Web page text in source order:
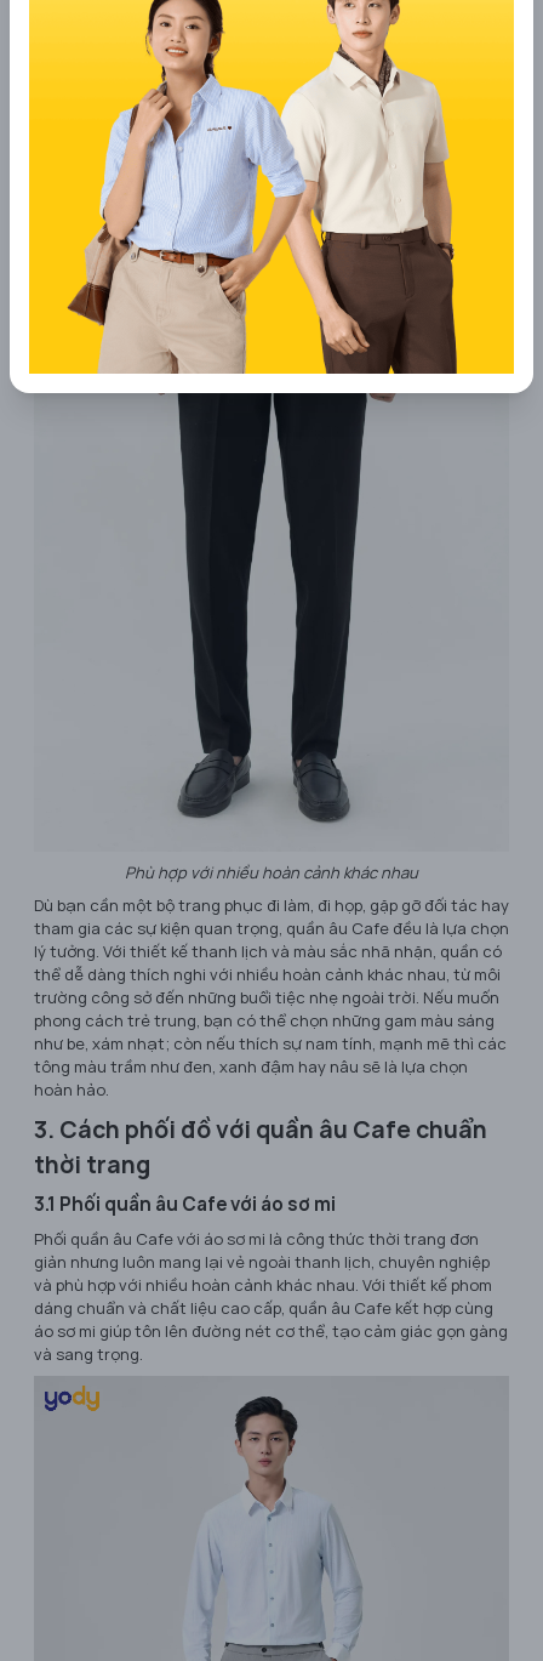
môi trường. Sợi cafe được sản xuất từ bã cà phê tái chế, giúp
giảm thiểu rác thải và tận dụng nguồn nguyên liệu tự nhiên
một cách hiệu quả. Đây là xu hướng thời trang bền vững đang
được nhiều thương hiệu lớn trên thế giới theo đuổi. Việc lựa
chọn quần âu Cafe không chỉ thể hiện phong cách thời trang
tinh tế mà còn thể hiện ý thức trách nhiệm với môi trường,
hướng đến lối sống xanh, thân thiện với thiên nhiên.
2.6 Phù hợp với nhiều hoàn cảnh khác nhau
Phù hợp với nhiều hoàn cảnh khác nhau
Dù bạn cần một bộ trang phục đi làm, đi họp, gặp gỡ đối tác hay
tham gia các sự kiện quan trọng, quần âu Cafe đều là lựa chọn
lý tưởng. Với thiết kế thanh lịch và màu sắc nhã nhặn, quần có
thể dễ dàng thích nghi với nhiều hoàn cảnh khác nhau, từ môi
trường công sở đến những buổi tiệc nhẹ ngoài trời. Nếu muốn
phong cách trẻ trung, bạn có thể chọn những gam màu sáng
như be, xám nhạt; còn nếu thích sự nam tính, mạnh mẽ thì các
tông màu trầm như đen, xanh đậm hay nâu sẽ là lựa chọn
hoàn hảo.
3. Cách phối đồ với quần âu Cafe chuẩn
thời trang
3.1 Phối quần âu Cafe với áo sơ mi
Phối quần âu Cafe với áo sơ mi là công thức thời trang đơn
giản nhưng luôn mang lại vẻ ngoài thanh lịch, chuyên nghiệp
và phù hợp với nhiều hoàn cảnh khác nhau. Với thiết kế phom
dáng chuẩn và chất liệu cao cấp, quần âu Cafe kết hợp cùng
áo sơ mi giúp tôn lên đường nét cơ thể, tạo cảm giác gọn gàng
và sang trọng.